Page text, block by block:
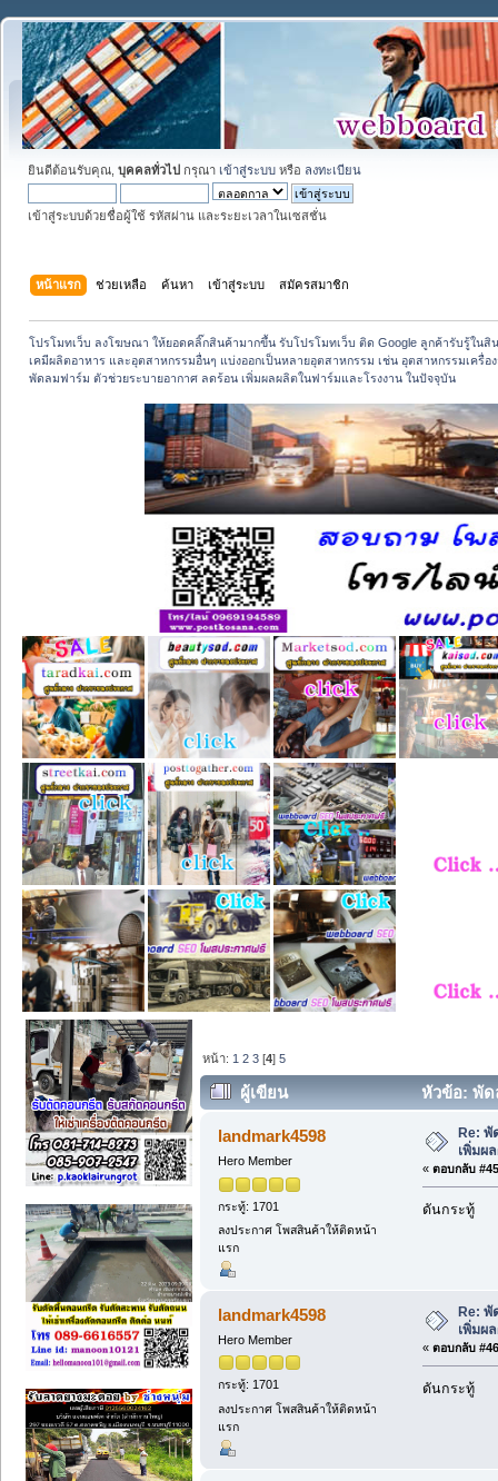
ยินดีต้อนรับคุณ, บุคคลทั่วไป กรุณา เข้าสู่ระบบ หรือ ลงทะเบียน
เข้าสู่ระบบด้วยชื่อผู้ใช้ รหัสผ่าน และระยะเวลาในเซสชั่น
หน้าแรก ช่วยเหลือ ค้นหา เข้าสู่ระบบ สมัครสมาชิก
โปรโมทเว็บ ลงโฆษณา ให้ยอดคลิ๊กสินค้ามากขึ้น รับโปรโมทเว็บ ติด Google ลูกค้ารับรู้ใน
เคมีผลิตอาหาร และอุตสาหกรรมอื่นๆ แบ่งออกเป็นหลายอุตสาหกรรม เช่น อุตสาหกรรมเครื่
พัดลมฟาร์ม ตัวช่วยระบายอากาศ ลดร้อน เพิ่มผลผลิตในฟาร์มและโรงงาน ในปัจจุบัน
หน้า: 1 2 3 [4]5
ผู้เขียน
หัวข้อ: พัด
ปัจจุบัน (อ่าน 422 ครั้ง)
landmark4598
Hero Member
กระทู้: 1701
ลงประกาศ โพสสินค้าให้ติดหน้า
แรก
Re:
เพิ่มผ
« ตอบกลับ
ดันกระทู้
landmark4598
Hero Member
กระทู้: 1701
ลงประกาศ โพสสินค้าให้ติดหน้า
แรก
Re:
เพิ่มผ
« ตอบกลับ
ดันกระทู้